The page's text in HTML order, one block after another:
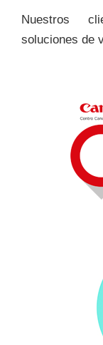
Nuestros
soluciones de